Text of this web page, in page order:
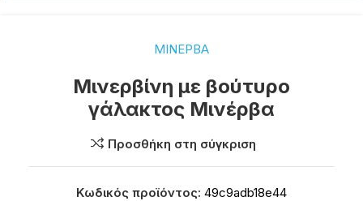
ΜΙΝΕΡΒΑ
Μινερβίνη με βούτυρο
γάλακτος Μινέρβα
Προσθήκη στη σύγκριση
Κωδικός προϊόντος: 49c9adb18e44